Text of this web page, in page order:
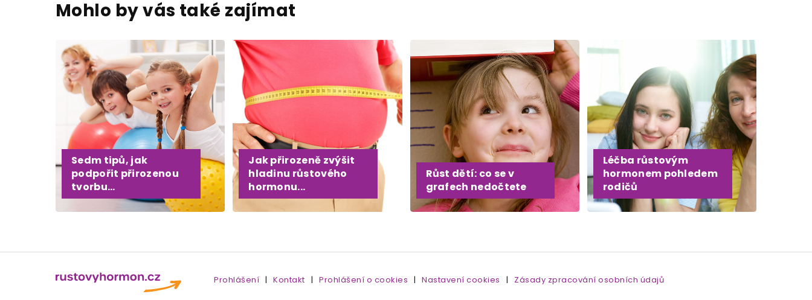
Mohlo by vás také zajímat
Sedm tipů, jak
podpořit přirozenou
tvorbu...
Jak přirozeně zvýšit
hladinu růstového
hormonu...
Růst dětí: co se v
grafech nedočtete
Léčba růstovým
hormonem pohledem
rodičů
Prohlášení | Kontakt | Prohlášení o cookies | Nastavení cookies | Zásady zpracování osobních údajů